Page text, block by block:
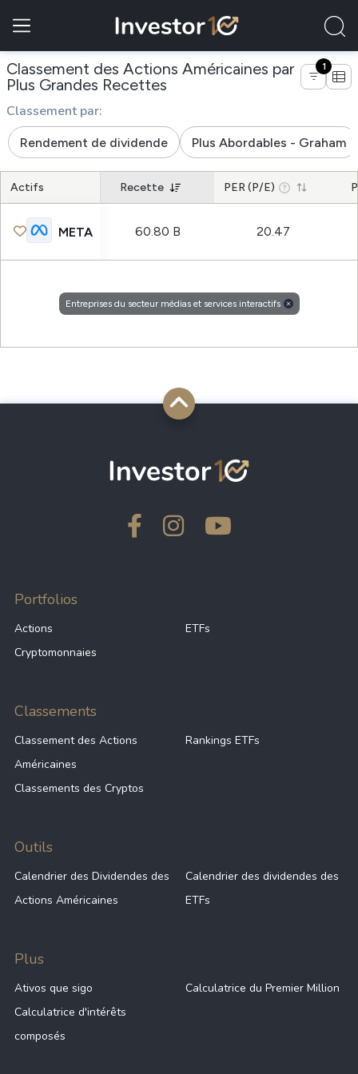
Classement des Actions Américaines par
Plus Grandes Recettes de entreprises du
1
Classement par:
Rendement de dividende Plus Abordables - Graham
Actifs Recette PER (P/E)
META 60.80 B 20.47
Entreprises du secteur médias et services interactifs
Portfolios
Actions
ETFs
Cryptomonnaies
Classements
Classement des Actions
Américaines
Rankings ETFs
Classements des Cryptos
Outils
Calendrier des Dividendes des
Actions Américaines
Calendrier des dividendes des
ETFs
Plus
Ativos que sigo
Calculatrice du Premier Million
Calculatrice d'intérêts
composés